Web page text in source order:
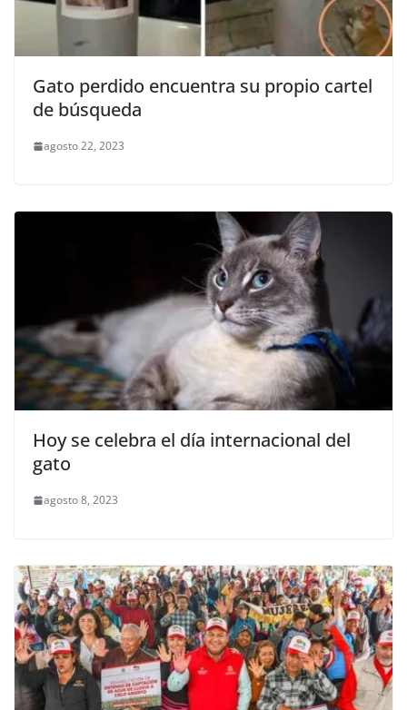
Gato perdido encuentra su propio cartel
de búsqueda
agosto 22, 2023
Hoy se celebra el día internacional del
gato
agosto 8, 2023